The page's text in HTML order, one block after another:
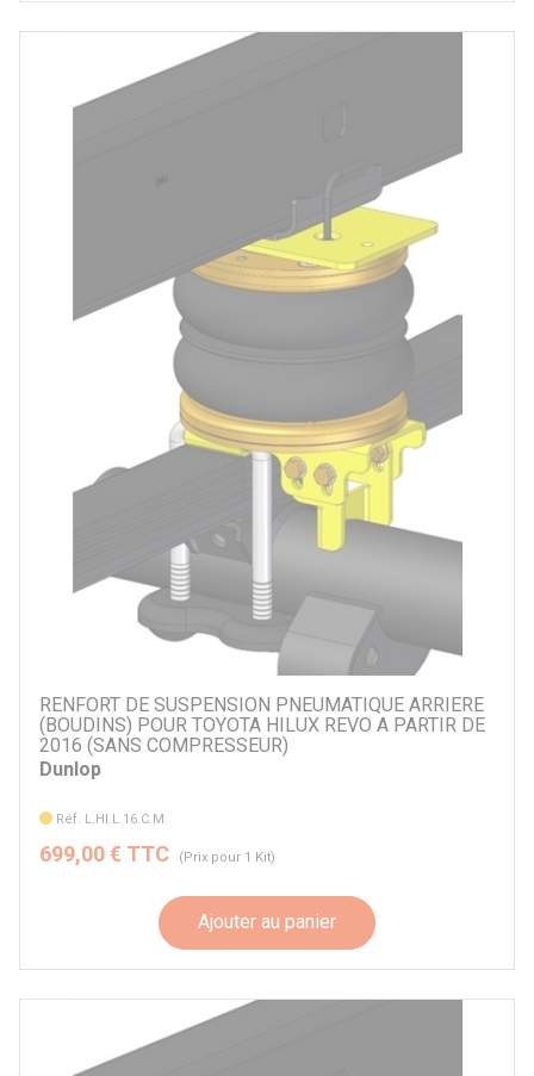
RENFORT DE SUSPENSION PNEUMATIQUE ARRIERE
(BOUDINS) POUR TOYOTA HILUX REVO A PARTIR DE
2016 (SANS COMPRESSEUR)
Dunlop
Réf. L.HI.L.16.C.M
699,00 € TTC (Prix pour 1 Kit)
Ajouter au panier